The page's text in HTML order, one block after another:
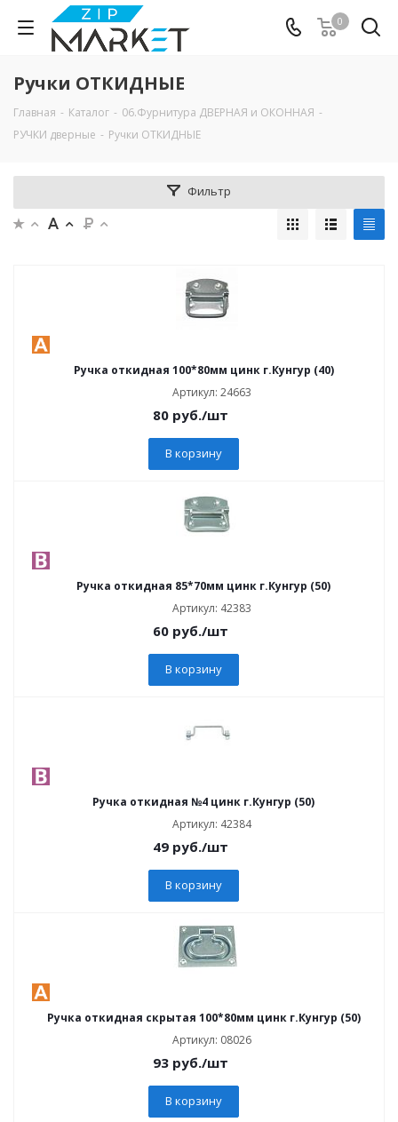
0
Ручки ОТКИДНЫЕ
Главная - Каталог - 06.Фурнитура ДВЕРНАЯ и ОКОННАЯ -
РУЧКИ дверные - Ручки ОТКИДНЫЕ
Фильтр
Ручка откидная 100*80мм цинк г.Кунгур (40)
Артикул: 24663
80руб./шт
В корзину
Ручка откидная 85*70мм цинк г.Кунгур (50)
Артикул: 42383
60руб./шт
В корзину
Ручка откидная №4 цинк г.Кунгур (50)
Артикул: 42384
49руб./шт
В корзину
Ручка откидная скрытая 100*80мм цинк г.Кунгур (50)
Артикул: 08026
93руб./шт
В корзину